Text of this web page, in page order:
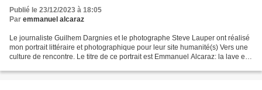
Publié le 23/12/2023 à 18:05
Par emmanuel alcaraz
Le journaliste Guilhem Dargnies et le photographe Steve Lauper ont réalisé
mon portrait littéraire et photographique pour leur site humanité(s) Vers une
culture de rencontre. Le titre de ce portrait est Emmanuel Alcaraz: la lave et